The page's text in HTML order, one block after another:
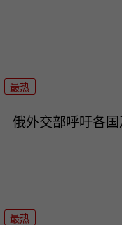
最热
俄外交部呼吁各
最热